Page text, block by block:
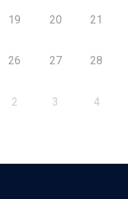
19 20 21
26 27 28
2 3 4